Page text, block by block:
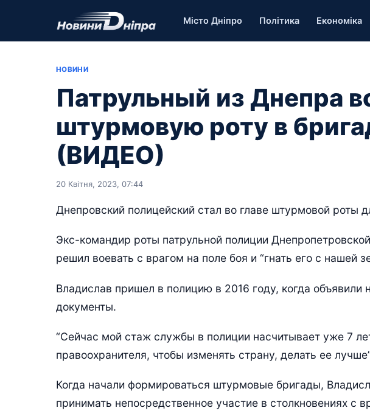
Місто Дніпро Політика Економіка
НОВИНИ
Патрульный из Днепра
штурмовую роту в
(ВИДЕО)
20 Квітня, 2023, 07:44
Днепровский полицейский стал во главе штурмовой роты
Экс-командир роты патрульной полиции
решил воевать с врагом на поле боя и “гнать его с нашей
Владислав пришел в полицию в 2016 году, когда объявили
документы.
“Сейчас мой стаж службы в полиции насчитывает уже 7
правоохранителя, чтобы изменять страну, делать ее
Когда начали формироваться штурмовые бригады,
принимать непосредственное участие в столкновениях с